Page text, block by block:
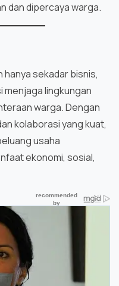
dan dipercaya warga.
hanya sekadar bisnis,
lingkungan
warga. Dengan
kolaborasi yang kuat,
usaha
ekonomi, sosial,